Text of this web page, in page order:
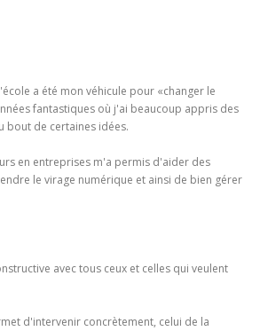
a été mon véhicule pour «changer le
fantastiques où j'ai beaucoup appris des
bout de certaines idées.
en entreprises m'a permis d'aider des
le virage numérique et ainsi de bien gérer
avec tous ceux et celles qui veulent
d'intervenir concrètement, celui de la